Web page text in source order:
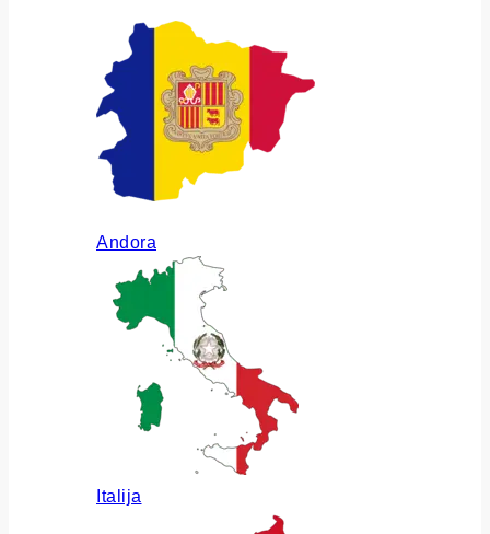
Andora
Italija